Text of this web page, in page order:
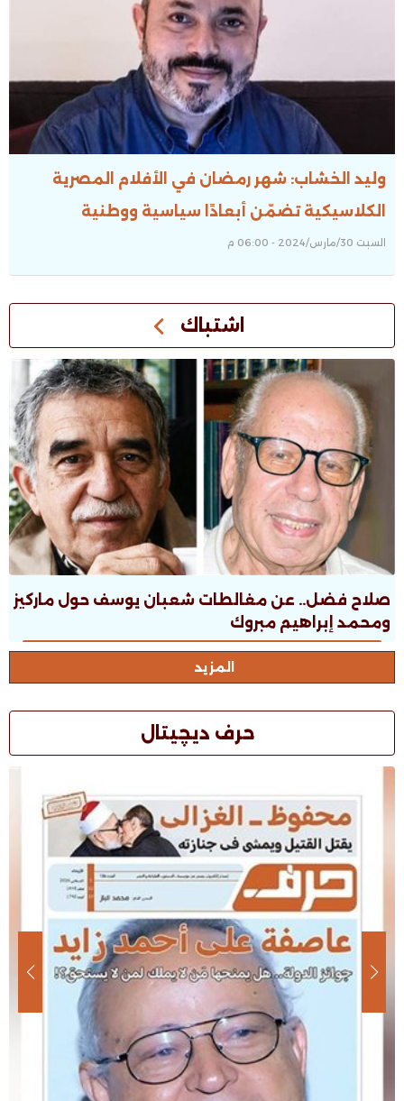
وليد الخشاب: شهر رمضان في الأفلام المصرية
الكلاسيكية تضمّن أبعادًا سياسية ووطنية
السبت 30/مارس/2024 - 06:00 م
اشتباك
صلاح فضل.. عن مغالطات شعبان يوسف حول ماركيز
ومحمد إبراهيم مبروك
المزيد
حرف ديچيتال